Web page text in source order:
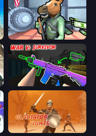
Bank Robbery
War V: Survivor
Gladiator Fights